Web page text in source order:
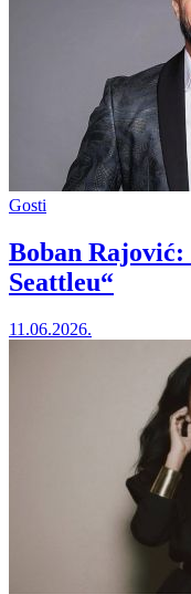
Gosti
Boban
Seattleu“
11.06.2026.